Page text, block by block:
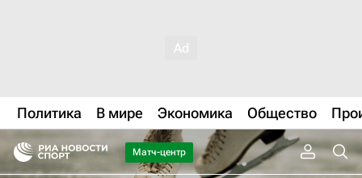
Политика В мире Экономика Общество
Матч-центр